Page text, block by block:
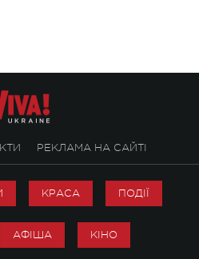
РЕКЛАМА НА САЙТІ
КРАСА ПОДІЇ
АФІША КІНО